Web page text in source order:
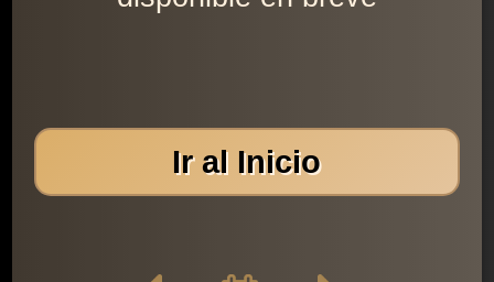
Ir al Inicio